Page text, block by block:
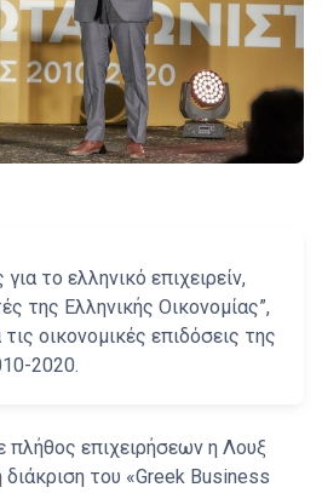
το ελληνικό επιχειρείν,
της Ελληνικής Οικονομίας”,
οικονομικές επιδόσεις της
2020.
πλήθος επιχειρήσεων η Λουξ
του «Greek Business